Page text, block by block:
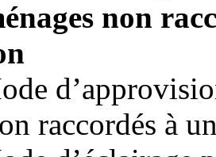
non
raccordés à